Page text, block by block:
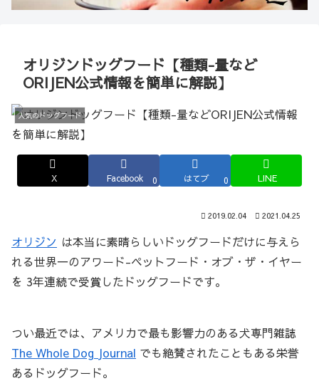
オリジンドッグフード【種類-量など
ORIJEN公式情報を簡単に解説】
人気のドッグフード
X Facebook 0 はてブ 0 LINE
2019.02.04 2021.04.25
オリジン は本当に素晴らしいドッグフードだけに与えら
れる世界一のアワード-ペットフード・オブ・ザ・イヤー
を 3年連続で受賞したドッグフードです。
つい最近では、アメリカで最も影響力のある犬専門雑誌
The Whole Dog Journal でも絶賛されたこともある栄誉
あるドッグフード。